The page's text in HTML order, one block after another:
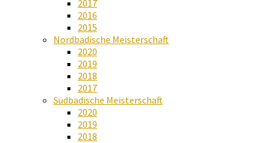
2017
2016
2015
Nordbadische Meisterschaft
2020
2019
2018
2017
Südbadische Meisterschaft
2020
2019
2018